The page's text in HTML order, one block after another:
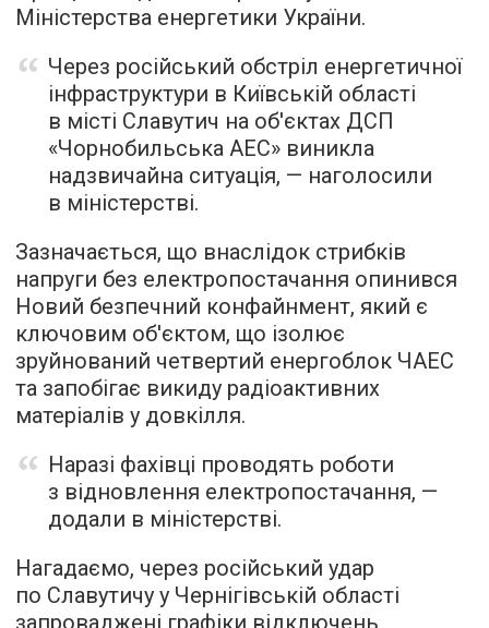
Міністерства енергетики України.
Через російський обстріл енергетичної
інфраструктури в Київській області
в місті Славутич на об'єктах ДСП
«Чорнобильська АЕС» виникла
надзвичайна ситуація, — наголосили
в міністерстві.
Зазначається, що внаслідок стрибків
напруги без електропостачання опинився
Новий безпечний конфайнмент, який є
ключовим об'єктом, що ізолює
зруйнований четвертий енергоблок ЧАЕС
та запобігає викиду радіоактивних
матеріалів у довкілля.
Наразі фахівці проводять роботи
з відновлення електропостачання, —
додали в міністерстві.
Нагадаємо, через російський удар
по Славутичу у Чернігівській області
запроваджені графіки відключень